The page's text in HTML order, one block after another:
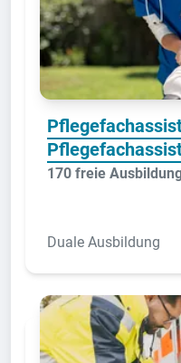
170 freie
Duale Ausbildung